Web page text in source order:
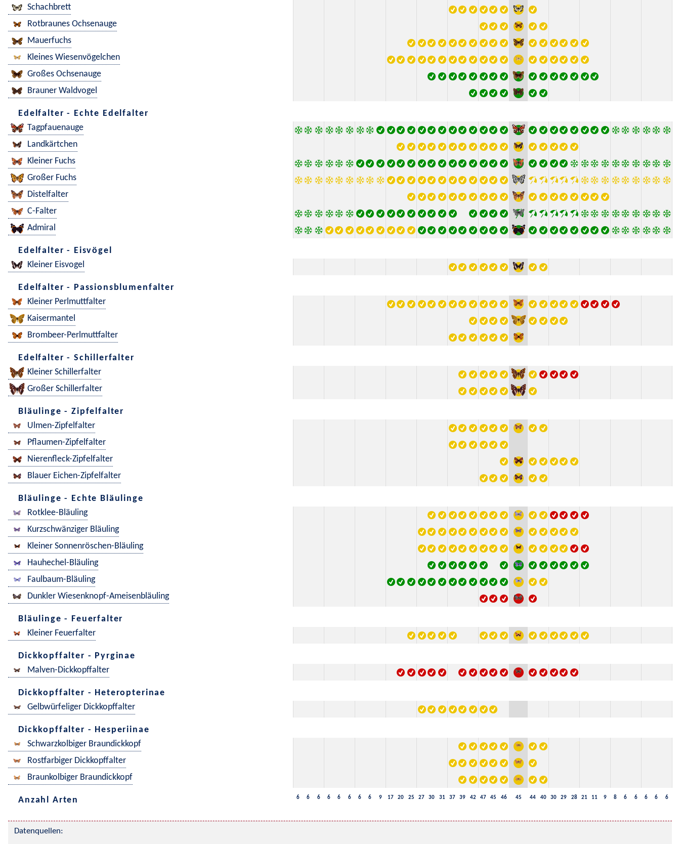
Schachbrett
Rotbraunes Ochsenauge
Mauerfuchs
Kleines Wiesenvögelchen
Großes Ochsenauge
Brauner Waldvogel
Edelfalter - Echte Edelfalter
Tagpfauenauge
Landkärtchen
Kleiner Fuchs
Großer Fuchs
Distelfalter
C-Falter
Admiral
Edelfalter - Eisvögel
Kleiner Eisvogel
Edelfalter - Passionsblumenfalter
Kleiner Perlmuttfalter
Kaisermantel
Brombeer-Perlmuttfalter
Edelfalter - Schillerfalter
Kleiner Schillerfalter
Großer Schillerfalter
Bläulinge - Zipfelfalter
Ulmen-Zipfelfalter
Pflaumen-Zipfelfalter
Nierenfleck-Zipfelfalter
Blauer Eichen-Zipfelfalter
Bläulinge - Echte Bläulinge
Rotklee-Bläuling
Kurzschwänziger Bläuling
Kleiner Sonnenröschen-Bläuling
Hauhechel-Bläuling
Faulbaum-Bläuling
Dunkler Wiesenknopf-Ameisenbläuling
Bläulinge - Feuerfalter
Kleiner Feuerfalter
Dickkopffalter - Pyrginae
Malven-Dickkopffalter
Dickkopffalter - Heteropterinae
Gelbwürfeliger Dickkopffalter
Dickkopffalter - Hesperiinae
Schwarzkolbiger Braundickkopf
Rostfarbiger Dickkopffalter
Braunkolbiger Braundickkopf
Anzahl Arten 6 6 6 6 6 6 6 6 9 17 20 25 27 30 31 37 39 42 47 45 46 45 44 40 30 29 28 21 11 9 8 6 6 6 6 6
Datenquellen: